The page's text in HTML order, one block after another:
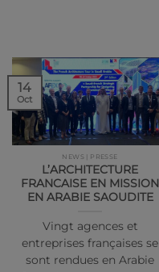
NEWS | PRESSE
L’ARCHITECTURE
FRANCAISE EN MISSION
EN ARABIE SAOUDITE
Vingt agences et
entreprises françaises se
sont rendues en Arabie
14
Oct